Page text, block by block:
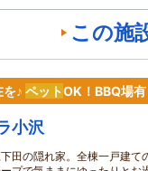
この施
♪ ペットOK！BBQ場
小沢
田の隠れ家。全棟一戸建て